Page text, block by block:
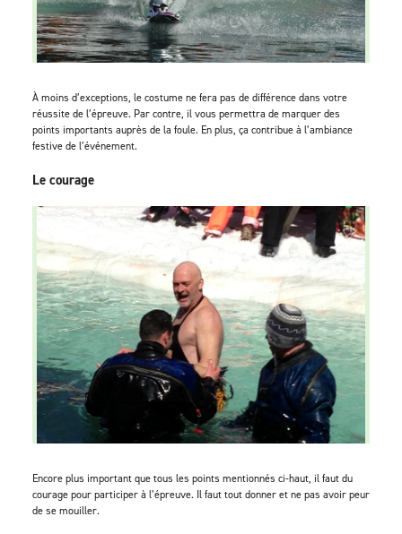
À moins d’exceptions, le costume ne fera pas de différence dans votre
réussite de l’épreuve. Par contre, il vous permettra de marquer des
points importants auprès de la foule. En plus, ça contribue à l’ambiance
festive de l’événement.
Le courage
Encore plus important que tous les points mentionnés ci-haut, il faut du
courage pour participer à l’épreuve. Il faut tout donner et ne pas avoir peur
de se mouiller.